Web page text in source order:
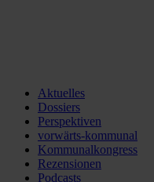
Aktuelles
Dossiers
Perspektiven
vorwärts-kommunal
Kommunalkongress
Rezensionen
Podcasts